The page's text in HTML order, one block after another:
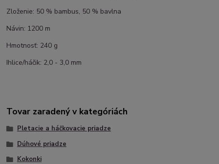
Zloženie: 50 % bambus, 50 % bavlna
Návin: 1200 m
Hmotnosť: 240 g
Ihlice/háčik: 2,0 - 3,0 mm
Tovar zaradený v kategóriách
Pletacie a háčkovacie priadze
Dúhové priadze
Kokonki